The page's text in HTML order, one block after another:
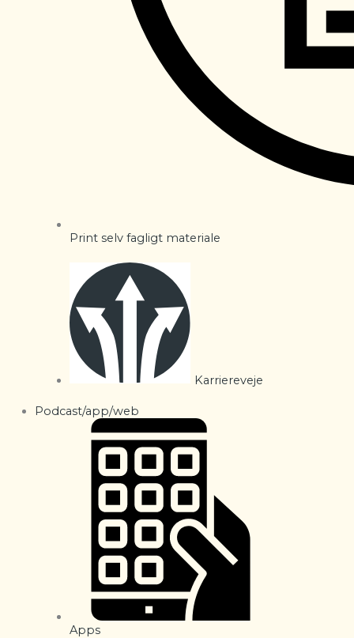
Print selv fagligt materiale
Karriereveje
Podcast/app/web
Apps